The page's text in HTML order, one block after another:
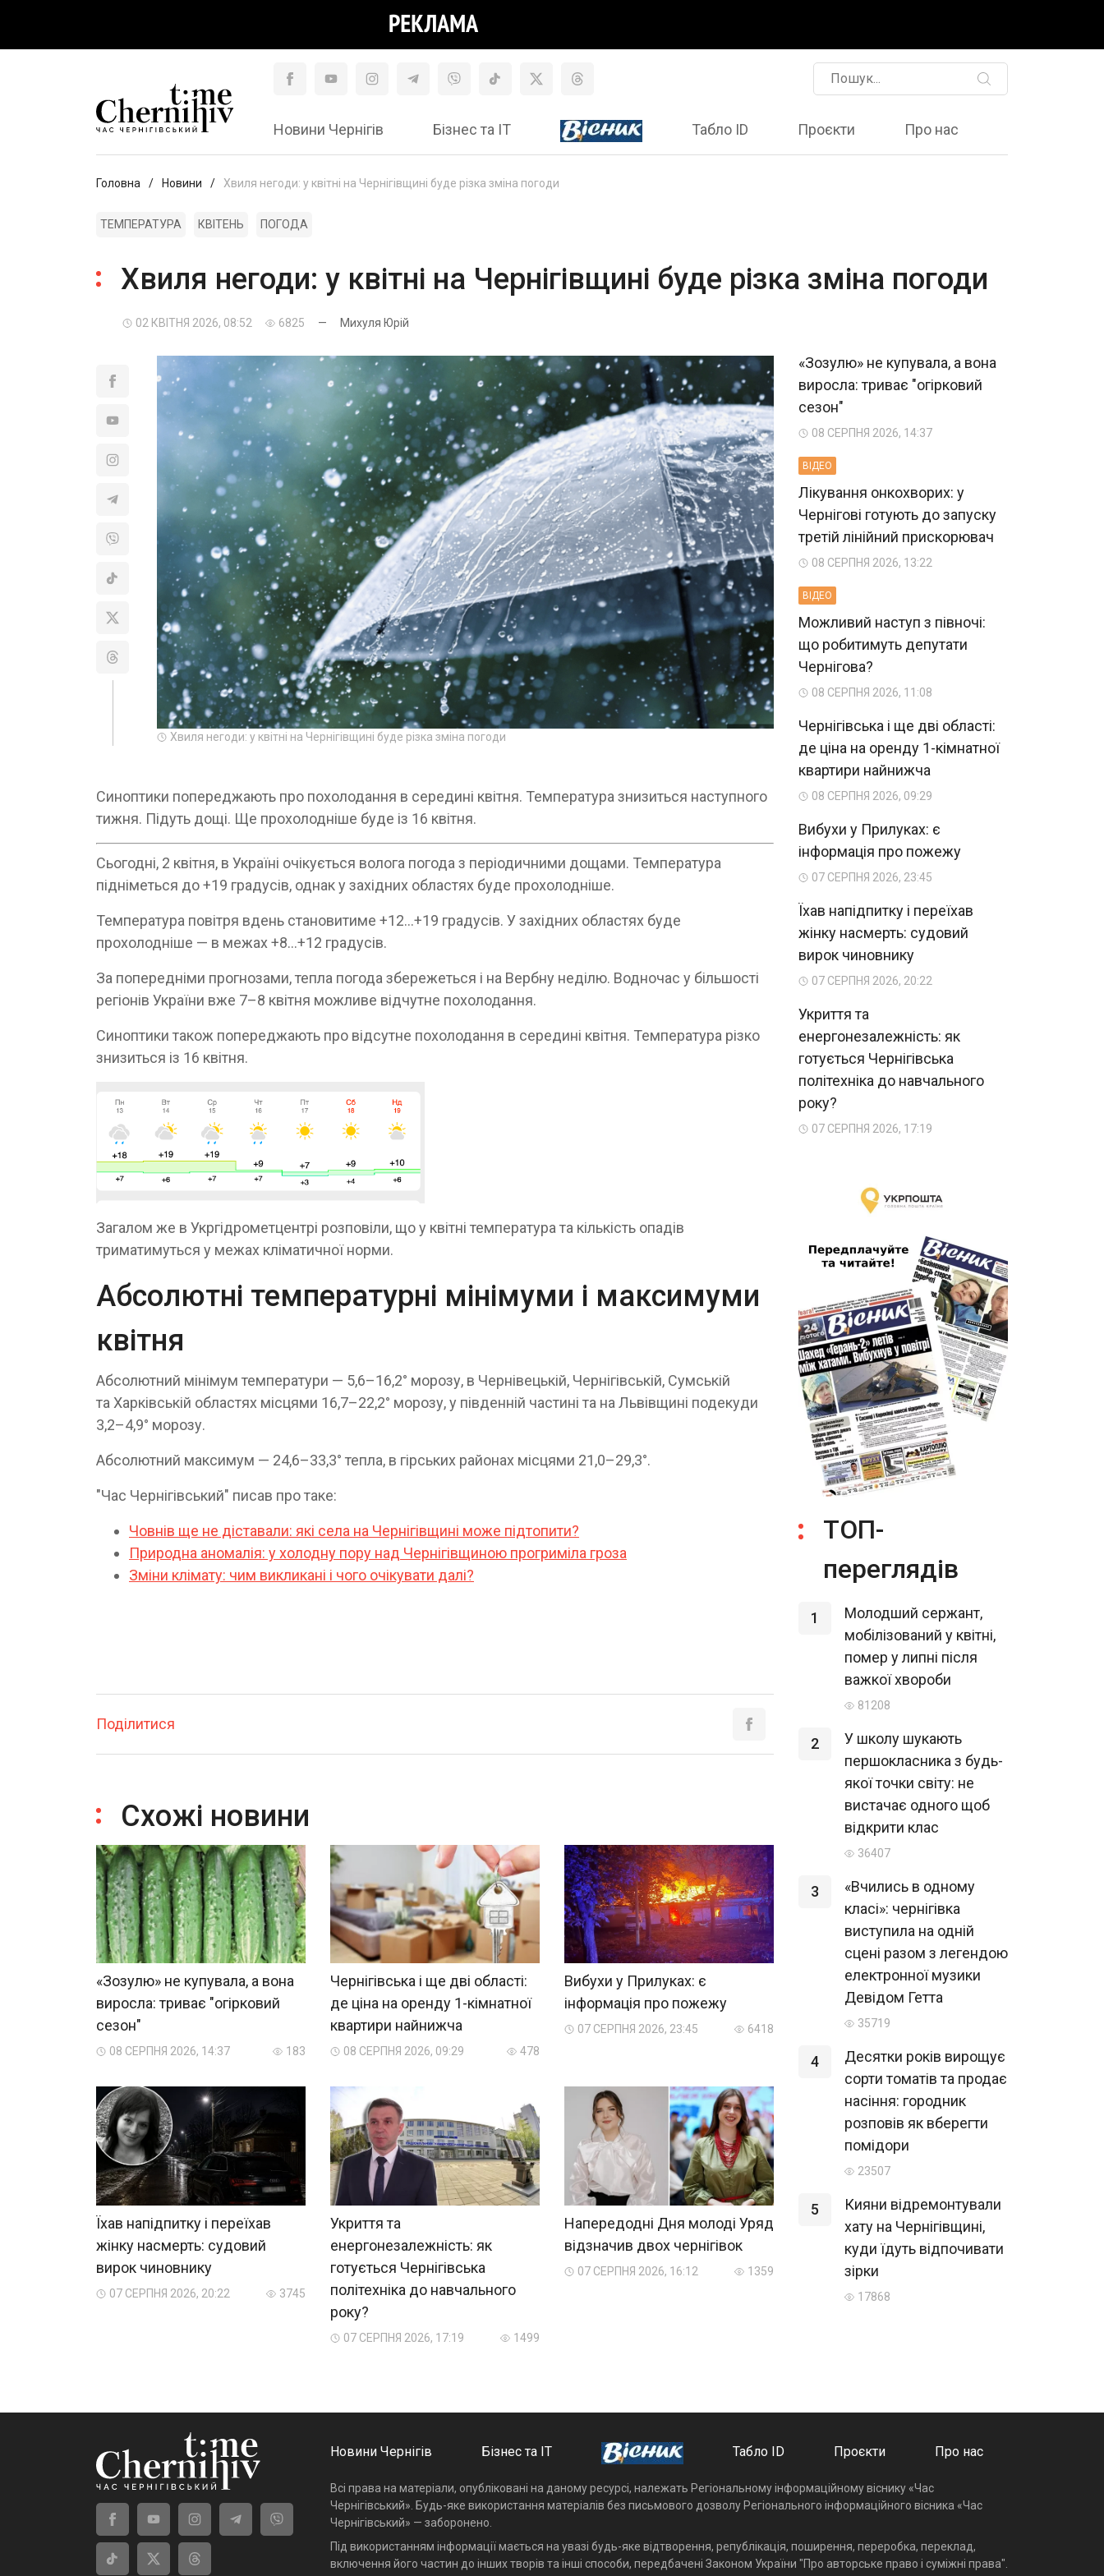
Новини Чернігів Бізнес та ІТ Табло ID Проєкти Про нас
Головна Новини Хвиля негоди: у квітні на Чернігівщині буде різка зміна погоди
ТЕМПЕРАТУРА КВІТЕНЬ ПОГОДА
Хвиля негоди: у квітні на Чернігівщині буде різка зміна погоди
02 КВІТНЯ 2026, 08:52 6825 — Михуля Юрій
Хвиля негоди: у квітні на Чернігівщині буде різка зміна погоди
Синоптики попереджають про похолодання в середині квітня. Температура знизиться наступного
тижня. Підуть дощі. Ще прохолодніше буде із 16 квітня.
Сьогодні, 2 квітня, в Україні очікується волога погода з періодичними дощами. Температура
підніметься до +19 градусів, однак у західних областях буде прохолодніше.
Температура повітря вдень становитиме +12…+19 градусів. У західних областях буде
прохолодніше — в межах +8…+12 градусів.
За попередніми прогнозами, тепла погода збережеться і на Вербну неділю. Водночас у більшості
регіонів України вже 7–8 квітня можливе відчутне похолодання.
Синоптики також попереджають про відсутне похолодання в середині квітня. Температура різко
знизиться із 16 квітня.
Загалом же в Укргідрометцентрі розповіли, що у квітні температура та кількість опадів
триматимуться у межах кліматичної норми.
Абсолютні температурні мінімуми і максимуми
квітня
Абсолютний мінімум температури — 5,6–16,2° морозу, в Чернівецькій, Чернігівській, Сумській
та Харківській областях місцями 16,7–22,2° морозу, у південній частині та на Львівщині подекуди
3,2–4,9° морозу.
Абсолютний максимум — 24,6–33,3° тепла, в гірських районах місцями 21,0–29,3°.
"Час Чернігівський" писав про таке:
Човнів ще не діставали: які села на Чернігівщині може підтопити?
Природна аномалія: у холодну пору над Чернігівщиною прогриміла гроза
Зміни клімату: чим викликані і чого очікувати далі?
Поділитися
Схожі новини
«Зозулю» не купувала, а вона
виросла: триває "огірковий
сезон"
08 СЕРПНЯ 2026, 14:37 183
Чернігівська і ще дві області:
де ціна на оренду 1-кімнатної
квартири найнижча
08 СЕРПНЯ 2026, 09:29 478
Вибухи у Прилуках: є
інформація про пожежу
07 СЕРПНЯ 2026, 23:45 6418
Їхав напідпитку і переїхав
жінку насмерть: судовий
вирок чиновнику
07 СЕРПНЯ 2026, 20:22 3745
Укриття та
енергонезалежність: як
готується Чернігівська
політехніка до навчального
року?
07 СЕРПНЯ 2026, 17:19 1499
Напередодні Дня молоді Уряд
відзначив двох чернігівок
07 СЕРПНЯ 2026, 16:12 1359
«Зозулю» не купувала, а вона
виросла: триває "огірковий
сезон"
08 СЕРПНЯ 2026, 14:37
ВIДЕО
Лікування онкохворих: у
Чернігові готують до запуску
третій лінійний прискорювач
08 СЕРПНЯ 2026, 13:22
ВIДЕО
Можливий наступ з півночі:
що робитимуть депутати
Чернігова?
08 СЕРПНЯ 2026, 11:08
Чернігівська і ще дві області:
де ціна на оренду 1-кімнатної
квартири найнижча
08 СЕРПНЯ 2026, 09:29
Вибухи у Прилуках: є
інформація про пожежу
07 СЕРПНЯ 2026, 23:45
Їхав напідпитку і переїхав
жінку насмерть: судовий
вирок чиновнику
07 СЕРПНЯ 2026, 20:22
Укриття та
енергонезалежність: як
готується Чернігівська
політехніка до навчального
року?
07 СЕРПНЯ 2026, 17:19
ТОП-
переглядів
1
Молодший сержант,
мобілізований у квітні,
помер у липні після
важкої хвороби
81208
2
У школу шукають
першокласника з будь-
якої точки світу: не
вистачає одного щоб
відкрити клас
36407
3
«Вчились в одному
класі»: чернігівка
виступила на одній
сцені разом з легендою
електронної музики
Девідом Гетта
35719
4
Десятки років вирощує
сорти томатів та продає
насіння: городник
розповів як вберегти
помідори
23507
5
Кияни відремонтували
хату на Чернігівщині,
куди їдуть відпочивати
зірки
17868
Новини Чернігів Бізнес та ІТ Табло ID Проєкти Про нас
Всі права на матеріали, опубліковані на даному ресурсі, належать Регіональному інформаційному віснику «Час
Чернігівський». Будь-яке використання матеріалів без письмового дозволу Регіонального інформаційного вісника «Час
Чернігівський» — заборонено.
Під використанням інформації мається на увазі будь-яке відтворення, републікація, поширення, переробка, переклад,
включення його частин до інших творів та інші способи, передбачені Законом України "Про авторське право і суміжні права".